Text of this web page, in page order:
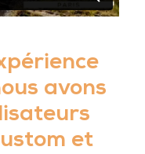
avons
et